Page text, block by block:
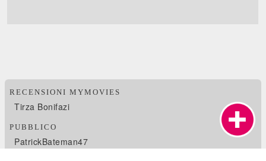
RECENSIONI MYMOVIES
Tirza Bonifazi
PUBBLICO
PatrickBateman47